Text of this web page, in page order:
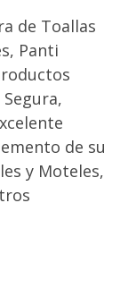
de Toallas
Panti
de su
y Moteles,